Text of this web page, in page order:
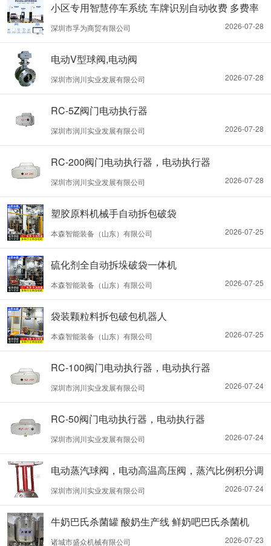
小区专用智慧停车系统 车牌识别自动收费 多费率
计费管理系统
2026-07-28
深圳市孚为商贸有限公司
电动V型球阀,电动阀
2026-07-28
深圳市润川实业发展有限公司
RC-5Z阀门电动执行器
2026-07-28
深圳市润川实业发展有限公司
RC-200阀门电动执行器，电动执行器
2026-07-28
深圳市润川实业发展有限公司
塑胶原料机械手自动拆包破袋
2026-07-25
本森智能装备（山东）有限公司
硫化剂全自动拆垛破袋一体机
2026-07-25
本森智能装备（山东）有限公司
袋装颗粒料拆包破包机器人
2026-07-25
本森智能装备（山东）有限公司
RC-100阀门电动执行器，电动执行器
2026-07-24
深圳市润川实业发展有限公司
RC-50阀门电动执行器，电动执行器
2026-07-24
深圳市润川实业发展有限公司
电动蒸汽球阀，电动高温高压阀，蒸汽比例积分调
节阀
2026-07-24
深圳市润川实业发展有限公司
牛奶巴氏杀菌罐 酸奶生产线 鲜奶吧巴氏杀菌机
2026-07-23
诸城市盛众机械有限公司